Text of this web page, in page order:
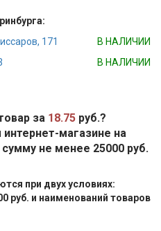
171
В НАЛИЧИИ
В НАЛИЧИИ
за 18.75 руб.?
магазине на
не менее 25000 руб.
при двух условиях:
руб. и наименований товаров